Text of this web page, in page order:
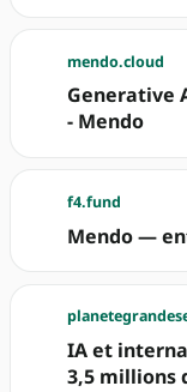
mendo.cloud
Generative
- Mendo
f4.fund
Mendo —
IA et
3,5 millions